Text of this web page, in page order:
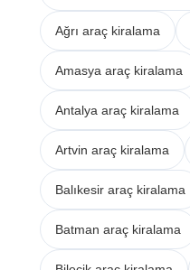
Ağrı araç kiralama
Amasya araç kiralama
Antalya araç kiralama
Artvin araç kiralama
Balıkesir araç kiralama
Batman araç kiralama